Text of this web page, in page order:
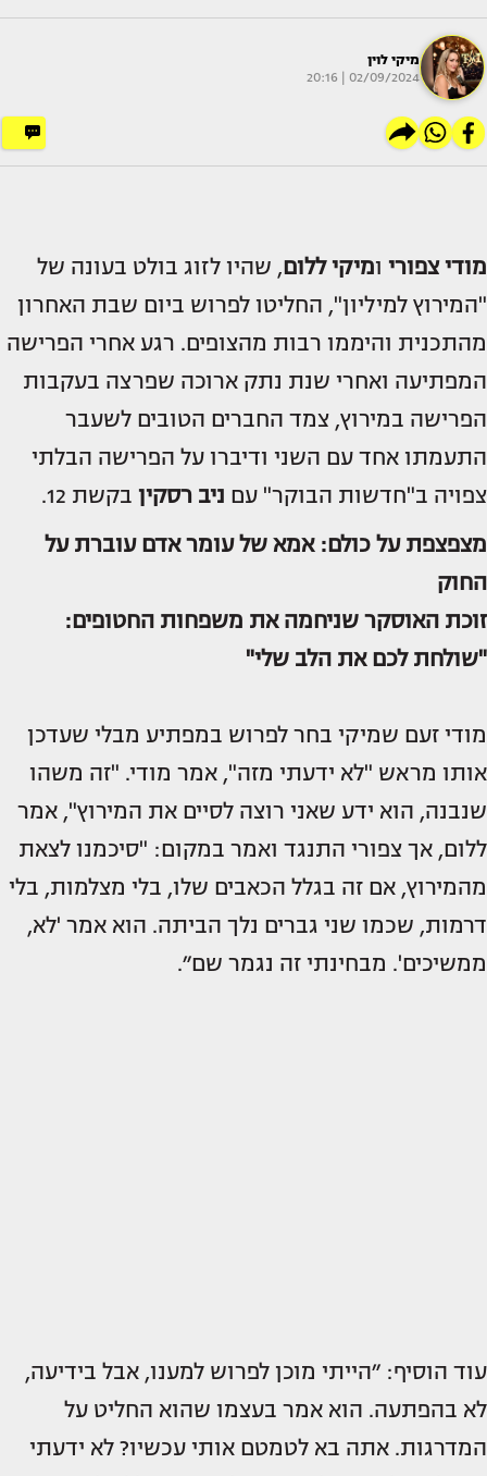
מיקי לוין
02/09/2024 | 20:16
מודי צפורי ומיקי ללום, שהיו לזוג בולט בעונה של
"המירוץ למיליון", החליטו לפרוש ביום שבת האחרון
מהתכנית והיממו רבות מהצופים. רגע אחרי הפרישה
המפתיעה ואחרי שנת נתק ארוכה שפרצה בעקבות
הפרישה במירוץ, צמד החברים הטובים לשעבר
התעמתו אחד עם השני ודיברו על הפרישה הבלתי
צפויה ב"חדשות הבוקר" עם ניב רסקין בקשת 12.
מצפצפת על כולם: אמא של עומר אדם עוברת על
החוק
זוכת האוסקר שניחמה את משפחות החטופים:
"שולחת לכם את הלב שלי"
מודי זעם שמיקי בחר לפרוש במפתיע מבלי שעדכן
אותו מראש "לא ידעתי מזה", אמר מודי. "זה משהו
שנבנה, הוא ידע שאני רוצה לסיים את המירוץ", אמר
ללום, אך צפורי התנגד ואמר במקום: "סיכמנו לצאת
מהמירוץ, אם זה בגלל הכאבים שלו, בלי מצלמות, בלי
דרמות, שכמו שני גברים נלך הביתה. הוא אמר 'לא,
ממשיכים'. מבחינתי זה נגמר שם״.
עוד הוסיף: ״הייתי מוכן לפרוש למענו, אבל בידיעה,
לא בהפתעה. הוא אמר בעצמו שהוא החליט על
המדרגות. אתה בא לטמטם אותי עכשיו? לא ידעתי